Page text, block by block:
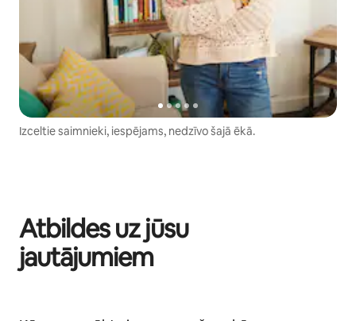
Izceltie saimnieki, iespējams, nedzīvo šajā ēkā.
Atbildes uz jūsu
jautājumiem